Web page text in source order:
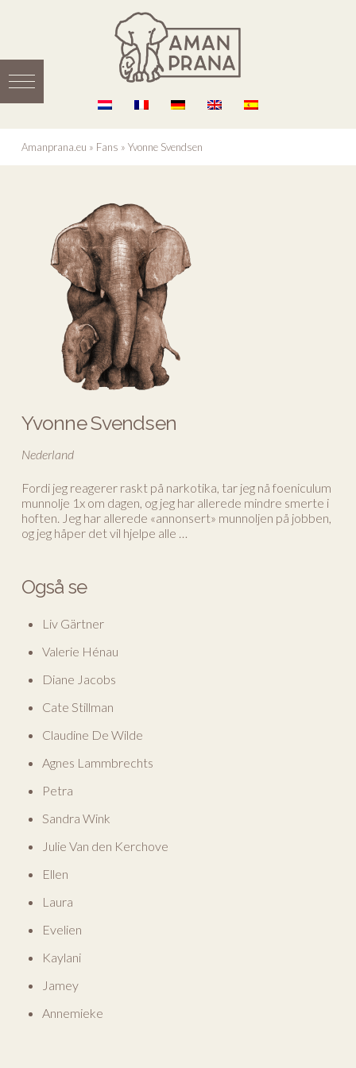
Amanprana.eu » Fans » Yvonne Svendsen
Yvonne Svendsen
Nederland
Fordi jeg reagerer raskt på narkotika, tar jeg nå foeniculum
munnolje 1x om dagen, og jeg har allerede mindre smerte i
hoften. Jeg har allerede «annonsert» munnoljen på jobben,
og jeg håper det vil hjelpe alle …
Også se
Liv Gärtner
Valerie Hénau
Diane Jacobs
Cate Stillman
Claudine De Wilde
Agnes Lammbrechts
Petra
Sandra Wink
Julie Van den Kerchove
Ellen
Laura
Evelien
Kaylani
Jamey
Annemieke